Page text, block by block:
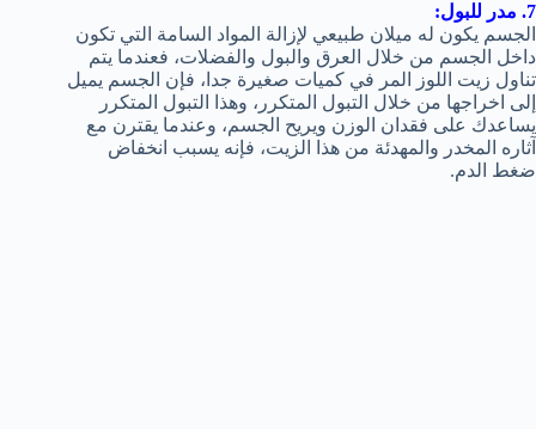
7. مدر للبول:
الجسم يكون له ميلان طبيعي لإزالة المواد السامة التي تكون
داخل الجسم من خلال العرق والبول والفضلات، فعندما يتم
تناول زيت اللوز المر في كميات صغيرة جدا، فإن الجسم يميل
إلى اخراجها من خلال التبول المتكرر، وهذا التبول المتكرر
يساعدك على فقدان الوزن ويريح الجسم، وعندما يقترن مع
آثاره المخدر والمهدئة من هذا الزيت، فإنه يسبب انخفاض
ضغط الدم.